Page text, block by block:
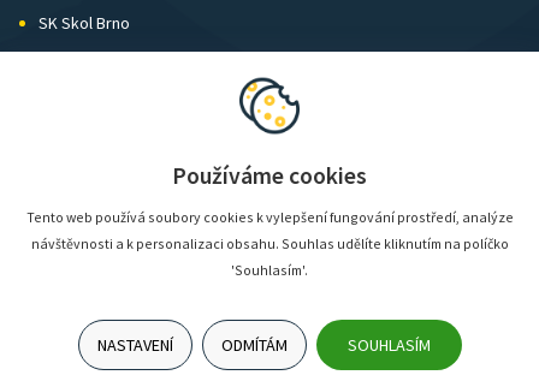
SK Skol Brno
Biatlon Brno
Používáme cookies
Tento web používá soubory cookies k vylepšení fungování prostředí, analýze
návštěvnosti a k personalizaci obsahu. Souhlas udělíte kliknutím na políčko
'Souhlasím'.
NASTAVENÍ ODMÍTÁM SOUHLASÍM